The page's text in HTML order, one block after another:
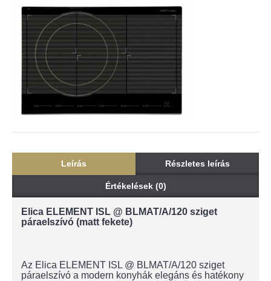
Leírás Részletes leírás
Értékelések (0)
Elica ELEMENT ISL @ BLMAT/A/120 sziget
páraelszívó (matt fekete)
Az Elica ELEMENT ISL @ BLMAT/A/120 sziget
páraelszívó a modern konyhák elegáns és hatékony